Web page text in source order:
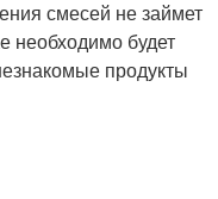
смесей не займет
необходимо будет
продукты